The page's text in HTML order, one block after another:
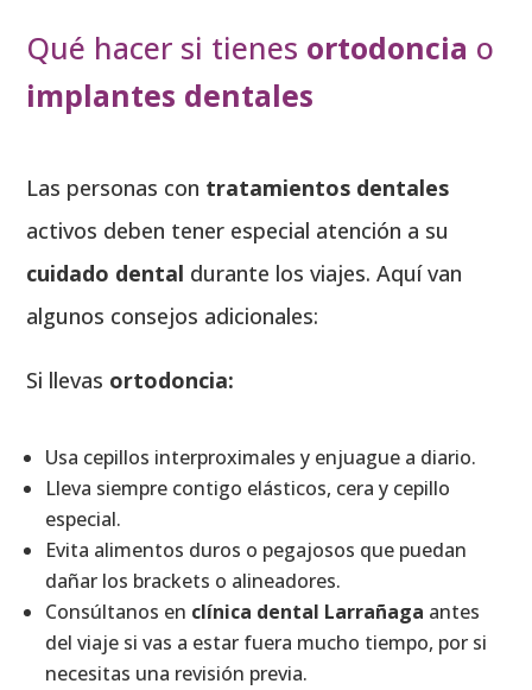
Qué hacer si tienes ortodoncia o
implantes dentales
Las personas con tratamientos dentales
activos deben tener especial atención a su
cuidado dental durante los viajes. Aquí van
algunos consejos adicionales:
Si llevas ortodoncia:
Usa cepillos interproximales y enjuague a diario.
Lleva siempre contigo elásticos, cera y cepillo
especial.
Evita alimentos duros o pegajosos que puedan
dañar los brackets o alineadores.
Consúltanos en clínica dental Larrañaga antes
del viaje si vas a estar fuera mucho tiempo, por si
necesitas una revisión previa.